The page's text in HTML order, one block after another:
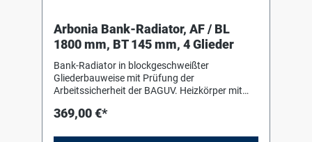
Arbonia Bank-Radiator, AF / BL
1800 mm, BT 145 mm, 4 Glieder
Bank-Radiator in blockgeschweißter
Gliederbauweise mit Prüfung der
Arbeitssicherheit der BAGUV. Heizkörper mit
DIN 55 900-2. Für liegenden Einbau mit Hilfe
369,00 €*